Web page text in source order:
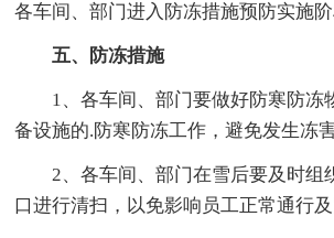
各车间、部门进入防冻措施预防实施阶
五、防冻措施
1、各车间、部门要做好防寒防冻
备设施的.防寒防冻工作，避免发生冻害
2、各车间、部门在雪后要及时组
口进行清扫，以免影响员工正常通行及